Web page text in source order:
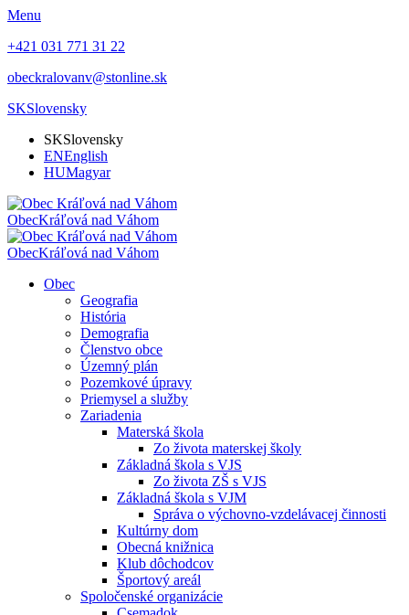
Menu
+421 031 771 31 22
obeckralovanv@stonline.sk
SKSlovensky
SKSlovensky
ENEnglish
HUMagyar
ObecKráľová nad Váhom
ObecKráľová nad Váhom
Obec
Geografia
História
Demografia
Členstvo obce
Územný plán
Pozemkové úpravy
Priemysel a služby
Zariadenia
Materská škola
Zo života materskej školy
Základná škola s VJS
Zo života ZŠ s VJS
Základná škola s VJM
Správa o výchovno-vzdelávacej činnosti
Kultúrny dom
Obecná knižnica
Klub dôchodcov
Športový areál
Spoločenské organizácie